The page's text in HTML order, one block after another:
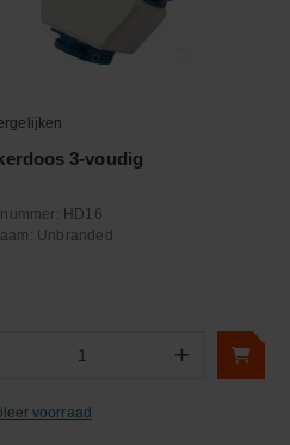
3-voudig
HD16
Unbranded
+
voorraad